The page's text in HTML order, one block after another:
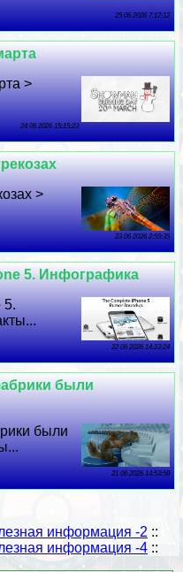
25 06 2026 7:17:12
>
24 06 2026 15:15:23
>
23 06 2026 2:59:35
5. Инфографика
5.
22 06 2026 14:23:24
были
были
21 06 2026 14:53:58
информация -2 ::
информация -4 ::